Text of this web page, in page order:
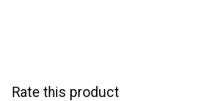
Rate this product